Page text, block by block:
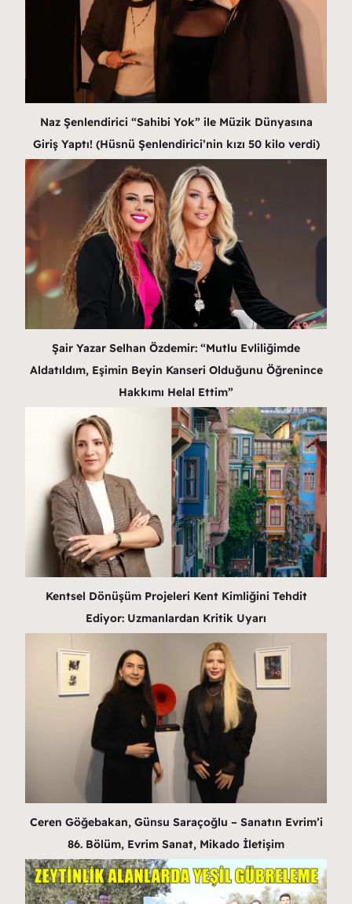
Naz Şenlendirici “Sahibi Yok” ile Müzik Dünyasına
Giriş Yaptı! (Hüsnü Şenlendirici’nin kızı 50 kilo verdi)
Şair Yazar Selhan Özdemir: “Mutlu Evliliğimde
Aldatıldım, Eşimin Beyin Kanseri Olduğunu Öğrenince
Hakkımı Helal Ettim”
Kentsel Dönüşüm Projeleri Kent Kimliğini Tehdit
Ediyor: Uzmanlardan Kritik Uyarı
Ceren Göğebakan, Günsu Saraçoğlu – Sanatın Evrim’i
86. Bölüm, Evrim Sanat, Mikado İletişim